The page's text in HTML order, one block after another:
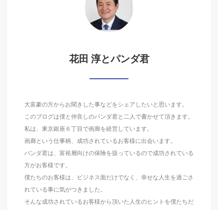
花田 淳とパンダ君
大富豪の方からお聞きした事などをシェアしたいと思います。
このブログは僕と仲良しのパンダ君と二人で書かせて頂きます。
私は、東京銀座６丁目で画廊を経営しています。
画廊という仕事柄、成功されているお客様に出会います。
パンダ君は、富裕層向けの保険を扱っているので成功されている
方がお客様です。
僕たちのお客様は、ビジネス面だけでなく、幸せな人生を過ごさ
れている事に気がつきました。
そんな成功されているお客様から頂いた人生のヒントを僕たちだ